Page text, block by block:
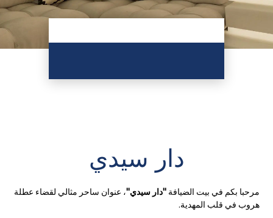
دار سيدي
مرحبا بكم في بيت الضيافة "دار سيدي"، عنوان ساحر مثالي لقضاء عطلة
هروب في قلب المهدية.